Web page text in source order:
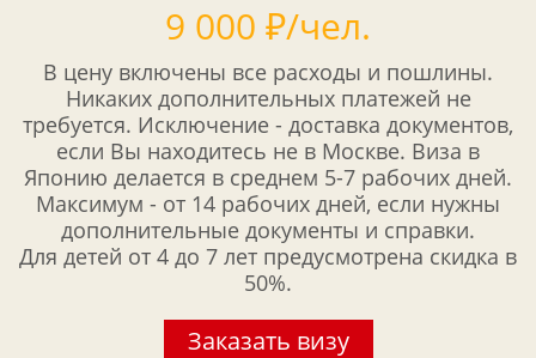
9 000 ₽/чел.
В цену включены все расходы и пошлины.
Никаких дополнительных платежей не
требуется. Исключение - доставка документов,
если Вы находитесь не в Москве. Виза в
Японию делается в среднем 5-7 рабочих дней.
Максимум - от 14 рабочих дней, если нужны
дополнительные документы и справки.
Для детей от 4 до 7 лет предусмотрена скидка в
50%.
Заказать визу